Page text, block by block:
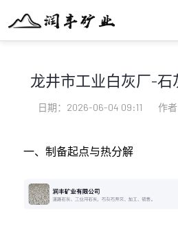
龙井市工业白灰厂-石
日期：2026-06-04 09:11 作
一、制备起点与热分解